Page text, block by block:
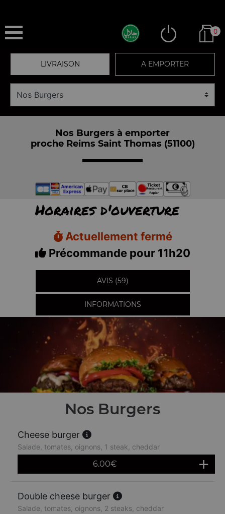
0
LIVRAISON A EMPORTER
Nos Burgers à emporter
proche Reims Saint Thomas (51100)
Horaires d'ouverture
Actuellement fermé
Précommande pour 11h20
AVIS (59)
INFORMATIONS
Nos Burgers
Cheese burger
Salade, tomates, oignons, 1 steak, cheddar
6.00€
Double cheese burger
Salade, tomates, oignons, 2 steaks, cheddar